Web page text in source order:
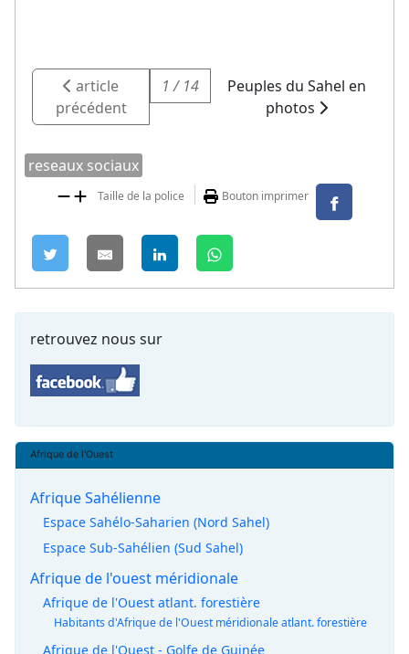
article
précédent
1 / 14
Peuples du Sahel en
photos
reseaux sociaux
Taille de la police Bouton imprimer
retrouvez nous sur
Afrique de l'Ouest
Afrique Sahélienne
Espace Sahélo-Saharien (Nord Sahel)
Espace Sub-Sahélien (Sud Sahel)
Afrique de l'ouest méridionale
Afrique de l'Ouest atlant. forestière
Habitants d'Afrique de l'Ouest méridionale atlant. forestière
Afrique de l'Ouest - Golfe de Guinée